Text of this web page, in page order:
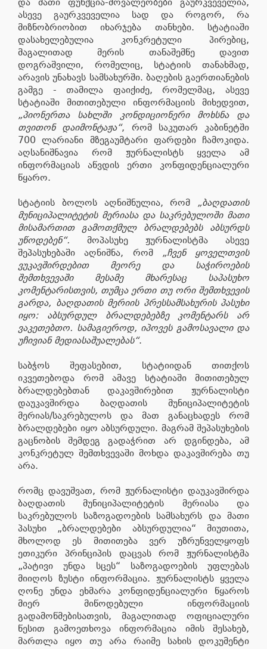
ასევე გაურკვეველია სად და როგორ, რა
მიზნობრიობით იხარჯება თანხები. სტატიაში
დასახელებულია კონკრეტული პირებიც,
მაგალითად მერის თანაშემწე დავით
დოგრაშვილი, რომელიც, სტატიის თანახმად,
არავის უნახავს სამსახურში. ბაღების გაერთიანების
გამგე - თამილა ფაიქიძე, რომელმაც, ასევე
სტატიაში მითითებული ინფორმაციის მიხედვით,
„პიონერთა სახლში კონდიციონერი მოხსნა და
თვითონ დაიმონტაჟა“, რომ საკუთარ კაბინეტში
700 ლარიანი მზეგაუმტარი ფარდები ჩამოკიდა.
აღსანიშნავია რომ ჟურნალისტს ყველა ამ
ინფორმაციას აწვდის ერთი კონფიდენციალური
წყარო.
სტატიის ბოლოს აღნიშნულია, რომ
„ბაღდათის
მუნიციპალიტეტის მერიასა და საკრებულოში მათი
მისამართით გამოთქმულ ბრალდებებს აბსურდს
უწოდებენ“. მოპასუხე ჟურნალისტმა ასევე
შეპასუხებაში აღნიშნა, რომ
„ჩვენ ყოველთვის
ვუკავშირდებით მეორე და საჭიროების
შემთხვევაში მესამე მხარესაც საპასუხო
კომენტარისთვის, თუმცა ერთი თუ ორი შემთხვევის
გარდა, ბაღდათის მერიის პრესსამსახურის პასუხი
იყო: აბსურდულ ბრალდებებზე კომენტარს არ
ვაკეთებთო. სამაგიეროდ, იპოვეს გამოსავალი და
უჩივიან მედიასაშუალებას“.
საბჭოს შეფასებით, სტატიიდან თითქოს
იკვეთებოდა რომ ამავე სტატიაში მითითებულ
ბრალდებებთან დაკავშირებით ჟურნალისტი
დაუკავშირდა ბაღდათის მუნიციპალიტეტის
მერიას/საკრებულოს და მათ განაცხადეს რომ
ბრალდებები იყო აბსურდული. მაგრამ შეპასუხების
გაცნობის შემდეგ გადაჭრით არ დგინდება, ამ
კონკრეტულ შემთხვევაში მოხდა დაკავშირება თუ
არა.
რომც დავუშვათ, რომ ჟურნალისტი დაუკავშირდა
ბაღდათის მუნიციპალიტეტის მერიასა და
საკრებულოს საზოგადოების სამსახურს და მათი
პასუხი „ბრალდებები აბსურდულია“ მიუთითა,
მხოლოდ ეს მითითება ვერ უზრუნველყოფს
ეთიკური პრინციპის დაცვას რომ ჟურნალისტმა
„პატივი უნდა სცეს“ საზოგადოების უფლებას
მიიღოს ზუსტი ინფორმაცია. ჟურნალისტს ყველა
ღონე უნდა ეხმარა კონფიდენციალური წყაროს
მიერ მიწოდებული ინფორმაციის
გადამოწმებისათვის, მაგალითად ოფიციალური
წესით გამოეთხოვა ინფორმაცია იმის შესახებ,
მართლა იყო თუ არა რაიმე სახის დოკუმენტი